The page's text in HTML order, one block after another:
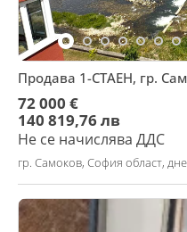
Продава 1-СТАЕН, гр.
72 000 €
140 819,76 лв
Не се начислява ДДС
гр. Самоков, София област,